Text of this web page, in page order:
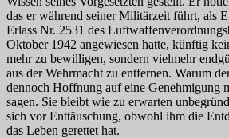
das er während seiner Militärzeit führt, als
Erlass Nr. 2531 des
Oktober 1942 angewiesen hatte, künftig
mehr zu bewilligen, sondern vielmehr
aus der Wehrmacht zu entfernen. Warum
dennoch Hoffnung auf eine Genehmigung
sagen. Sie bleibt wie zu erwarten
sich vor Enttäuschung, obwohl ihm die
das Leben gerettet hat.